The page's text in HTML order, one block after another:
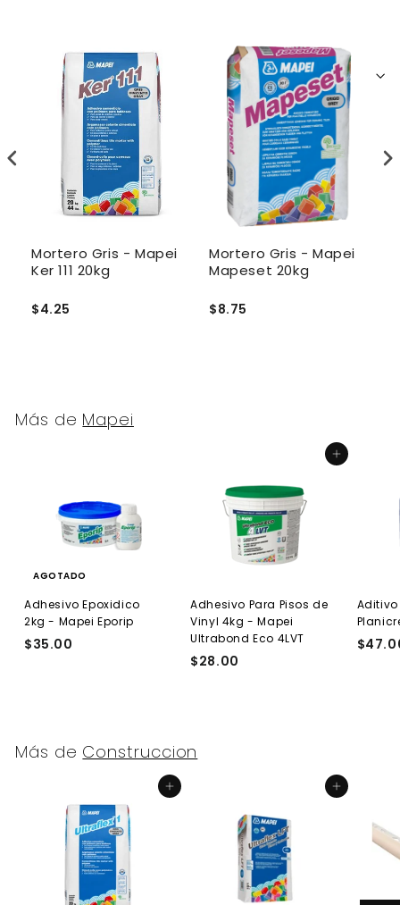
Mortero Gris - Mapei
Ker 111 20kg
$4.25
Mortero Gris - Mapei
Mapeset 20kg
$8.75
Más de Mapei
AGOTADO
Adhesivo Epoxidico
2kg - Mapei Eporip
$35.00
Agregar al carrito
Adhesivo Para Pisos de
Vinyl 4kg - Mapei
Ultrabond Eco 4LVT
$28.00
Aditivo
Más de Construccion
Agregar al carrito Agregar al carrito